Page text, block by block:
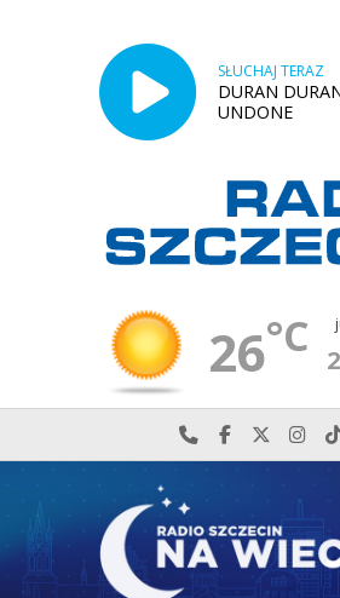
SŁUCHAJ TERAZ
DURAN
UNDONE
26°C
Najlepiej po
Odwiedź